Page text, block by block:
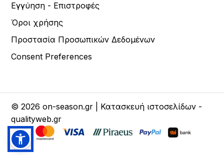
Εγγύηση - Επιστροφές
Όροι χρήσης
Προστασία Προσωπικών Δεδομένων
Consent Preferences
© 2026 on-season.gr | Κατασκευή ιστοσελίδων -
qualityweb.gr